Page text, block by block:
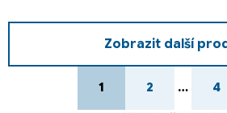
Zobrazit další
t
1 2 … 4